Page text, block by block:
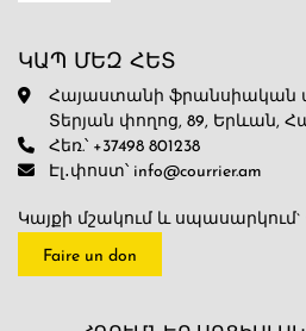
ԿԱՊ ՄԵԶ ՀԵՏ
Հայաստանի ֆրանսիական
Տերյան փողոց, 89, Երևան,
Հեռ.՝ +37498 801238
Էլ․փոստ՝ info@courrier.am
Կայքի մշակում և սպասարկում`
Faire un don